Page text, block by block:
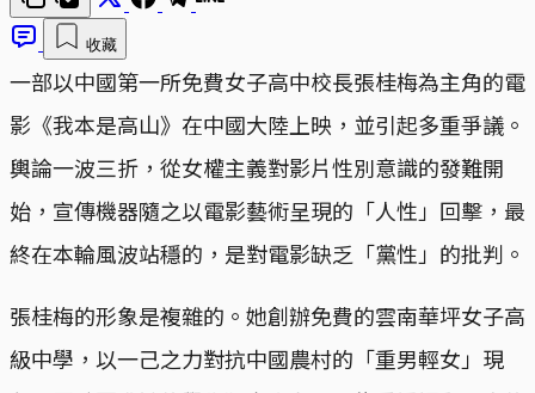
收藏
一部以中國第一所免費女子高中校長張桂梅為主角的電
影《我本是高山》在中國大陸上映，並引起多重爭議。
輿論一波三折，從女權主義對影片性別意識的發難開
始，宣傳機器隨之以電影藝術呈現的「人性」回擊，最
終在本輪風波站穩的，是對電影缺乏「黨性」的批判。
張桂梅的形象是複雜的。她創辦免費的雲南華坪女子高
級中學，以一己之力對抗中國農村的「重男輕女」現